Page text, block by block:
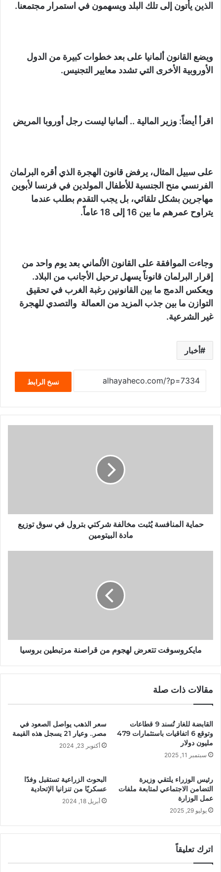
الذين يأتون إلى تلك البلد ويسهمون في استمرار مجتمعنا.
ويضع القانون ألمانيا على بعد خطوات كبيرة من الدول
الأوروبية الأخرى التي تشدد معايير التجنيس.
اقرأ أيضاً: وزير المالية .. ألمانيا ليست رجل أوروبا المريض
على سبيل المثال، يرفض قانون الهجرة الذي أقره البرلمان
الفرنسي منح الجنسية للأطفال المولدين في فرنسا لأبوين
مهاجرين بشكل تلقائي، بل يجب التقدم بطلب عندما
يتراوح عمرهم ما بين 16 إلى 18 عاماً.
وجاءت الموافقة على القانون الألماني بعد يوم واحد من
إقرار البرلمان قانوناً يسهل ترحيل الأجانب من البلاد.
ويعكس الدمج ما بين القانونين رغبة الغرب في تحقيق
التوازن ما بين جذب المزيد من العمالة والتصدي للهجرة
غير الشرعية.
أخبار
نسخ الرابط
حماية المنافسة يُثبت مخالفة شركتي بترول في سوق توزيع
مادة البيتومين
مايكروسوفت تتعرض لهجوم من قراصنة مرتبطين بروسيا
مقالات ذات صلة
القابضة للغاز تُسند 9 قطاعات
وتوقع 6 اتفاقيات باستثمارات 479
مليون دولار
سبتمبر 11, 2025
سعر الذهب يواصل الصعود في
مصر.. وعيار 21 يسجل هذه القيمة
أكتوبر 23, 2024
رئيس الوزراء يلتقي وزيرة
التضامن الاجتماعي لمتابعة ملفات
عمل الوزارة
يوليو 29, 2025
البحوث الزراعية تستقبل وفدًا
عسكريًا من تنزانيا الإتحادية
أبريل 18, 2024
اترك تعليقاً